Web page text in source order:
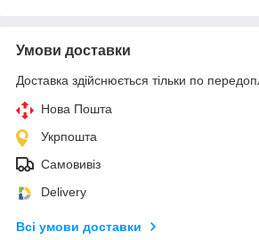
Умови доставки
Доставка здійснюється тільки по
Нова Пошта
Укрпошта
Самовивіз
Delivery
Всі умови доставки